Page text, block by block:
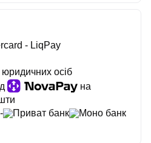
- LiqPay
юридичних осіб
на
Приват банк
Моно банк